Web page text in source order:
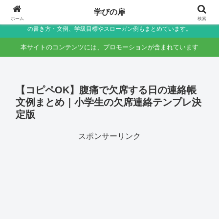
小学生〜未就学児の保護者向け家庭学習・学校生活サポートサイト～助詞・言
葉の違いなど国語のつまずきをやさしく解説しつつ、学校生活で役立つ連絡帳
の書き方・文例、学級目標やスローガン例もまとめています。
本サイトのコンテンツには、プロモーションが含まれています
【コピペOK】腹痛で欠席する日の連絡帳
文例まとめ｜小学生の欠席連絡テンプレ決
定版
スポンサーリンク
ホーム
学びの扉
検索